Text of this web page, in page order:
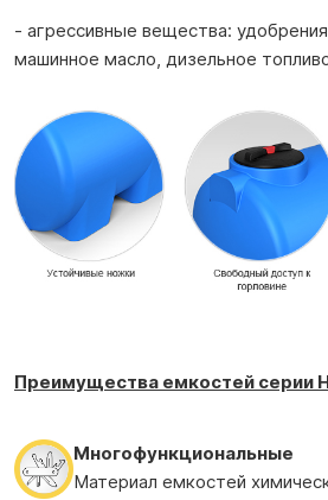
- агрессивные вещества:
машинное масло, дизельное
Преимущества емкостей серии
Многофункциональные
Материал емкостей